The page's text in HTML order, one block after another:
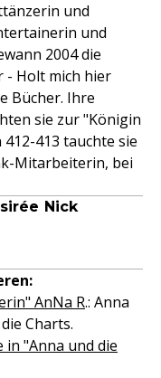
und
und
2004 die
- Holt mich hier
Bücher. Ihre
sie zur "Königin
413 tauchte sie
Mitarbeiterin, bei
Nick
AnNa R.: Anna
Charts.
"Anna und die